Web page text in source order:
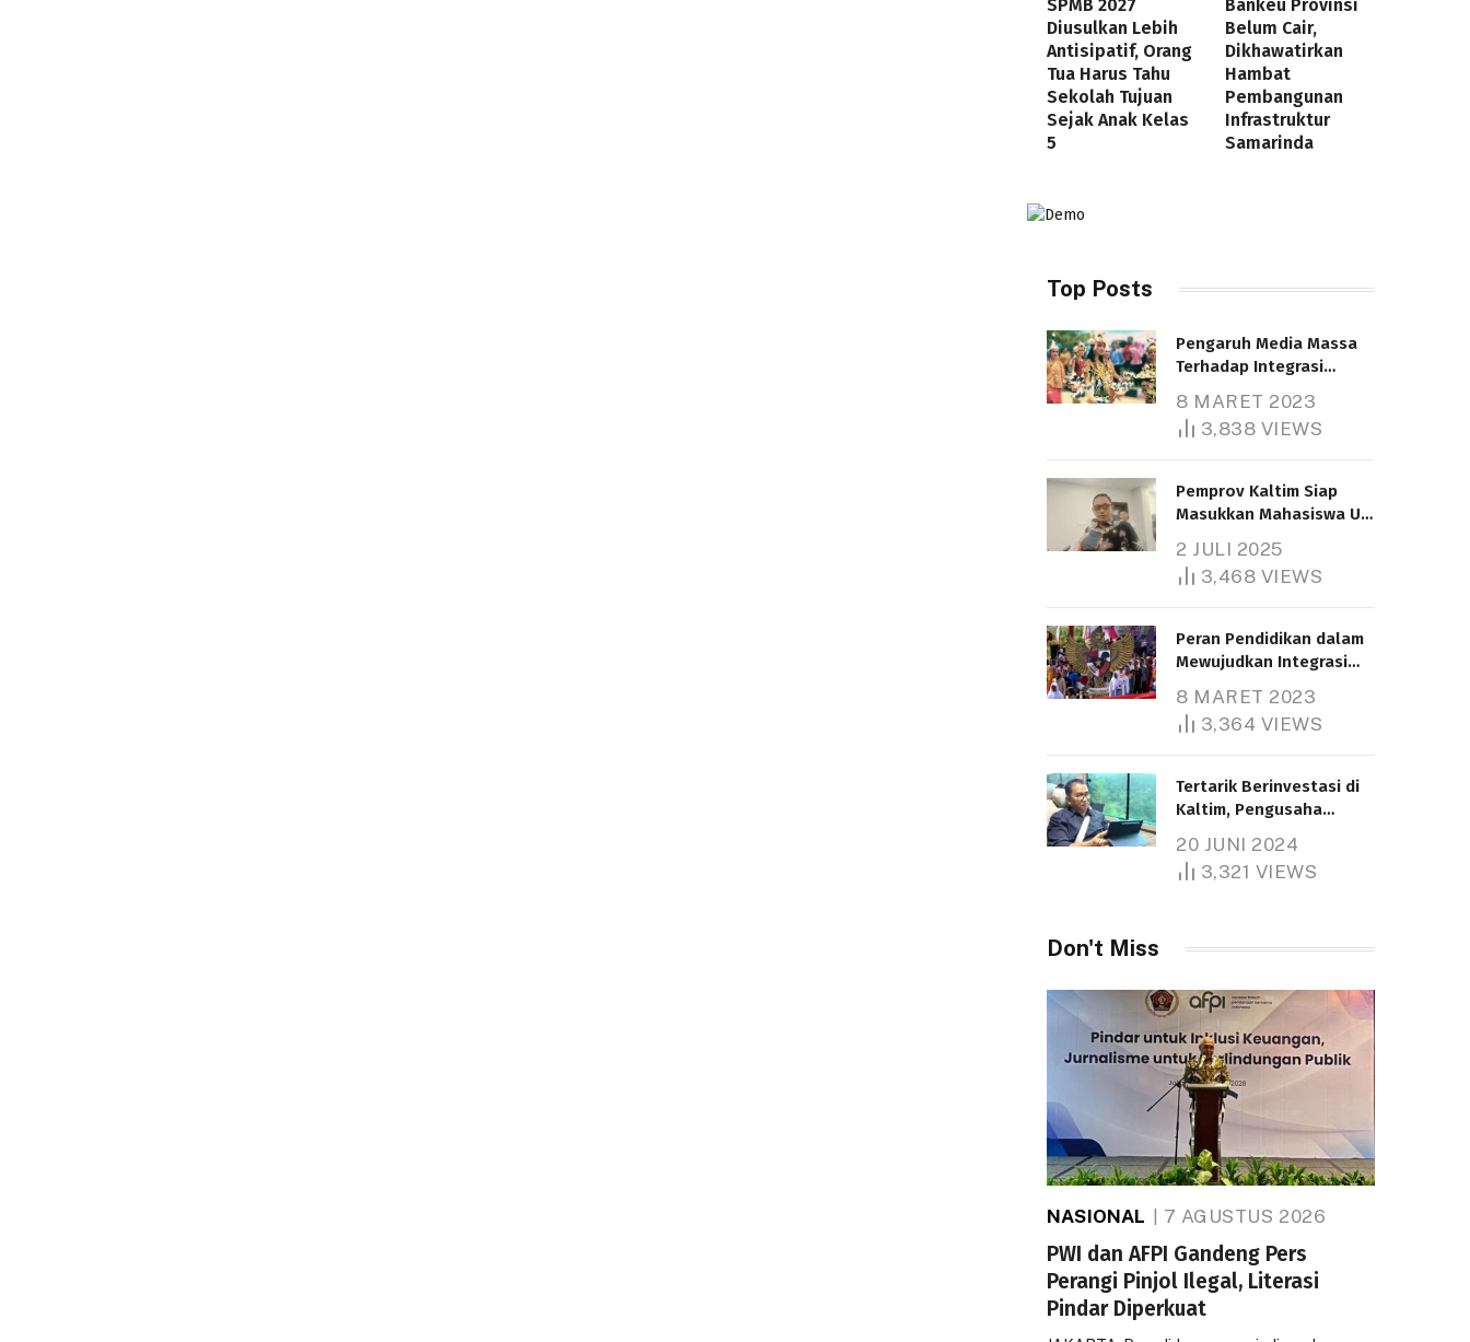
SPMB 2027
Diusulkan Lebih
Antisipatif, Orang
Tua Harus Tahu
Sekolah Tujuan
Sejak Anak Kelas
5
Bankeu Provinsi
Belum Cair,
Dikhawatirkan
Hambat
Pembangunan
Infrastruktur
Samarinda
Top Posts
Pengaruh Media Massa
Terhadap Integrasi
8 MARET 2023
3,838 VIEWS
Pemprov Kaltim Siap
Masukkan Mahasiswa UT
Bantuan Pendidikan
Gratispol
2 JULI 2025
3,468 VIEWS
Peran Pendidikan dalam
Mewujudkan Integrasi
8 MARET 2023
3,364 VIEWS
Tertarik Berinvestasi di
Kaltim, Pengusaha
1.000 Hektare
20 JUNI 2024
3,321 VIEWS
Don't Miss
NASIONAL 7 AGUSTUS 2026
PWI dan AFPI Gandeng Pers
Perangi Pinjol Ilegal, Literasi
Pindar Diperkuat